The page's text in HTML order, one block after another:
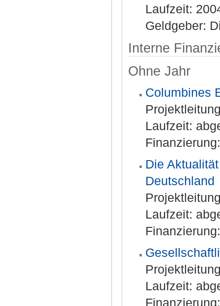
Laufzeit:
Geldgeber:
Interne
Ohne Jahr
Columbines
Laufzeit:
Die
Deutschland
Laufzeit:
Laufzeit: